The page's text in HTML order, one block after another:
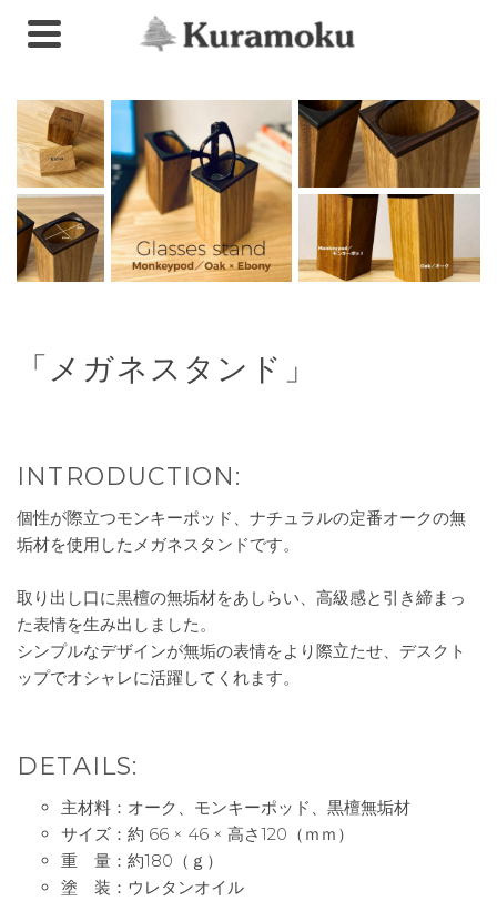
「メガネスタンド」
INTRODUCTION:
個性が際立つモンキーポッド、ナチュラルの定番オークの無
垢材を使用したメガネスタンドです。
取り出し口に黒檀の無垢材をあしらい、高級感と引き締まっ
た表情を生み出しました。
シンプルなデザインが無垢の表情をより際立たせ、デスクト
ップでオシャレに活躍してくれます。
DETAILS:
主材料：オーク、モンキーポッド、黒檀無垢材
サイズ：約 66 × 46 × 高さ120（ｍｍ）
重 量：約180（ｇ）
塗 装：ウレタンオイル